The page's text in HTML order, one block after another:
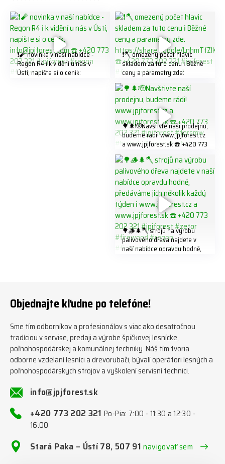
❗️🧨 novinka v naší nabídce -
Regon R4 ℹ️ k vidění u nás v
Ústí, napište si o ceník:
❗️🪓 omezený počet hlavic
skladem za tuto cenu ℹ️ Běžné
ceny a parametry zde:
K8W5t7i6o ☎️ +420 773 202
321 #jpjforest #forsmw
#firewood #
🌳🌲🫡Navštivte naší prodejnu,
budeme rádi! www.jpjforest.cz
a www.jpjforest.sk ☎️ +420 773
#biojack #regon #vahvajussi
🌳🪵🌲🪓 strojů na výrobu
palivového dřeva najdete v
naší nabídce opravdu hodně,
#firewoodproduction
Objednajte kľudne po telefóne!
Sme tím odborníkov a profesionálov s viac ako desaťročnou
tradíciou v servise, predaji a výrobe špičkovej lesnícke,
poľnohospodárskej a komunálnej techniky. Náš tím tvoria
odborne vzdelaní lesníci a drevorubači, bývalí operátori lesných a
poľnohospodárskych strojov a vyškolení servisní technici.
info@jpjforest.sk
+420 773 202 321Po-Pia: 7:00 - 11:30 a 12:30 -
16:00
Stará Paka – Ústí 78, 507 91navigovať sem